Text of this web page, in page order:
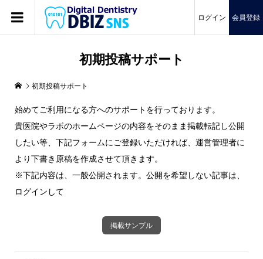
ログイン 会員登録
初期投稿サポート
初期投稿サポート
始めてご利用になる方へのサポートを行っております。
貴医院やラボのホームページの内容をそのまま掲載転記し公開
したい等、下記フォームにご登録いただければ、運営管理者に
より下書き原稿を作成させて頂きます。
※下記内容は、一般公開されます。公開を希望しない記事は、
ログインして
掲載サンプル